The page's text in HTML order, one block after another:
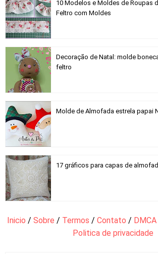
10 Modelos e Moldes de Roupas
Feltro com Moldes
Decoração de Natal: molde
feltro
Molde de Almofada estrela papai
17 gráficos para capas de
Inicio / Sobre / Termos / Contato / DMCA
Politica de privacidade